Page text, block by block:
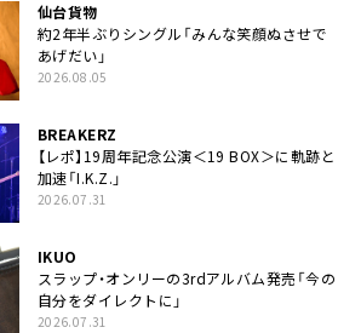
仙台貨物
約2年半ぶりシングル「みんな笑顔ぬさせで
あげだい」
2026.08.05
BREAKERZ
【レポ】19周年記念公演＜19 BOX＞に軌跡と
加速「I.K.Z.」
2026.07.31
IKUO
スラップ・オンリーの3rdアルバム発売「今の
自分をダイレクトに」
2026.07.31